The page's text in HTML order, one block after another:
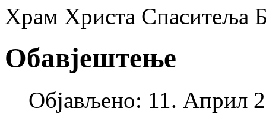
Храм Христа Спаситеља
Обавјештење
Објављено: 11. Април